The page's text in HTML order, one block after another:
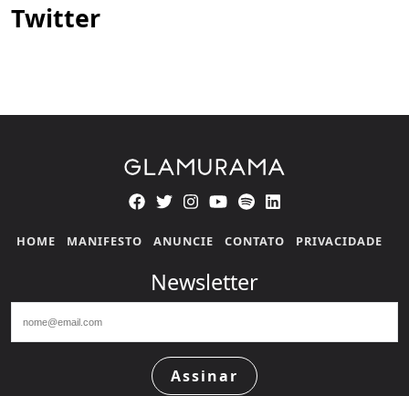
Twitter
HOME MANIFESTO ANUNCIE CONTATO PRIVACIDADE
Newsletter